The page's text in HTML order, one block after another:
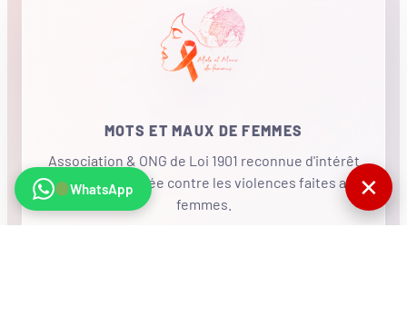
MOTS ET MAUX DE FEMMES
Association & ONG de Loi 1901 reconnue d'intérêt
général, mobilisée contre les violences faites aux
femmes.
WhatsApp ✕